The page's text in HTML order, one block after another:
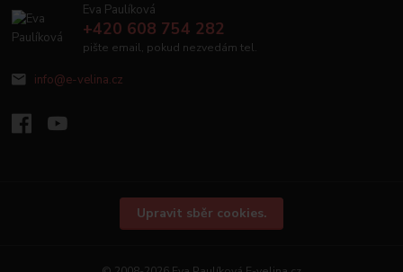
Eva Paulíková
+420 608 754 282
pište email, pokud nezvedám tel.
info@e-velina.cz
Upravit sběr cookies.